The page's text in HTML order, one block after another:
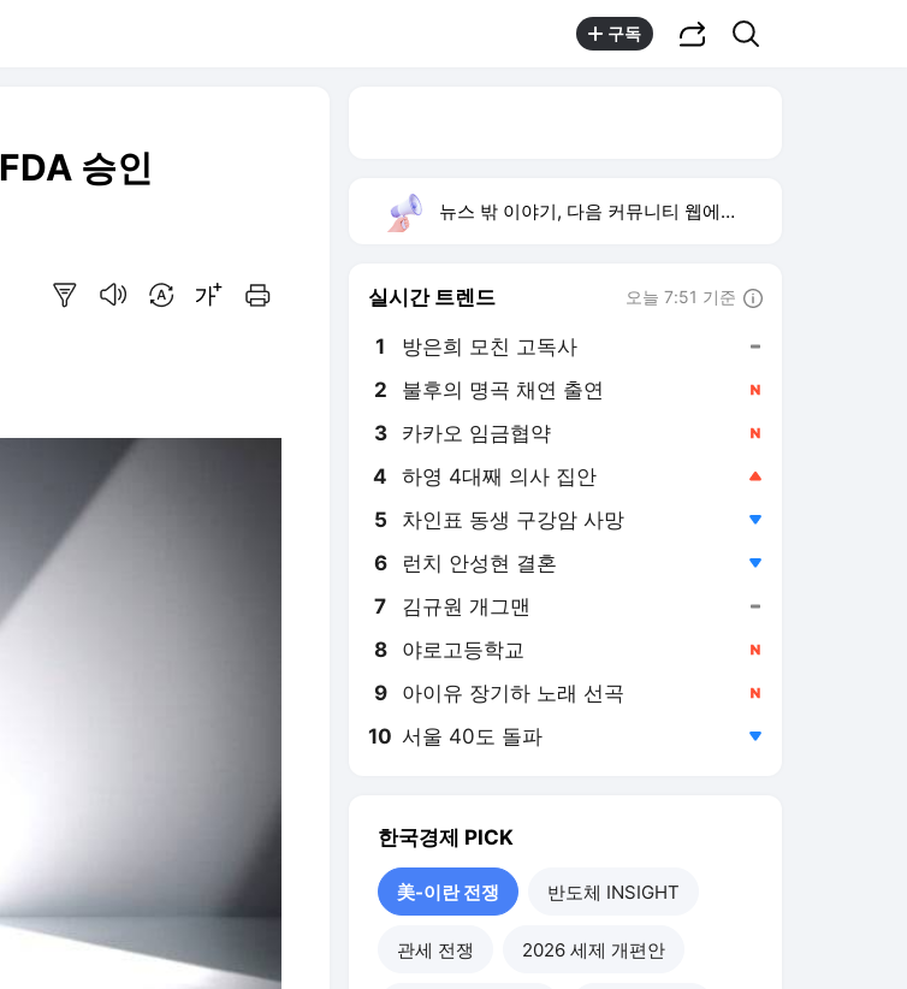
구독
승인
뉴스 밖 이야기, 다음 커뮤니티 웹에서 보기
실시간 트렌드 오늘 7:51 기준
1 방은희 모친 고독사
3 카카오 임금협약
4 하영 4대째 의사 집안
5 차인표 동생 구강암 사망
6 런치 안성현 결혼
7 김규원 개그맨
8 야로고등학교
9 아이유 장기하 노래 선곡
10 서울 40도 돌파
한국경제 PICK
美-이란 전쟁 반도체 INSIGHT
관세 전쟁 2026 세제 개편안